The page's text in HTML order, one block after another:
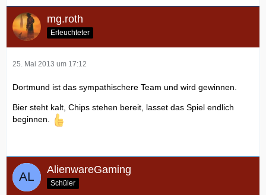
mg.roth
Erleuchteter
25. Mai 2013 um 17:12
Dortmund ist das sympathischere Team und wird gewinnen.
Bier steht kalt, Chips stehen bereit, lasset das Spiel endlich
beginnen.
AlienwareGaming
Schüler